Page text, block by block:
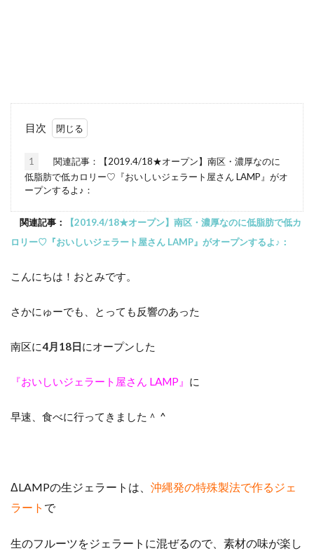
目次
1
関連記事：【2019.4/18★オープン】南区・濃厚なのに
低脂肪で低カロリー♡『おいしいジェラート屋さん LAMP』がオ
ープンするよ♪：
関連記事：
【2019.4/18★オープン】南区・濃厚なのに低脂肪で低カ
ロリー♡『おいしいジェラート屋さん LAMP』がオープンするよ♪：
こんにちは！おとみです。
さかにゅーでも、とっても反響のあった
南区に4月18日にオープンした
『おいしいジェラート屋さん LAMP』 に
早速、食べに行ってきました＾ ^
ΔLAMPの生ジェラートは、 沖縄発の特殊製法で作るジェ
ラート で
生のフルーツをジェラートに混ぜるので、素材の味が楽し